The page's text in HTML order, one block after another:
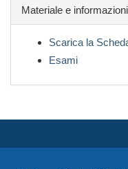
Materiale e
Scarica la
Esami